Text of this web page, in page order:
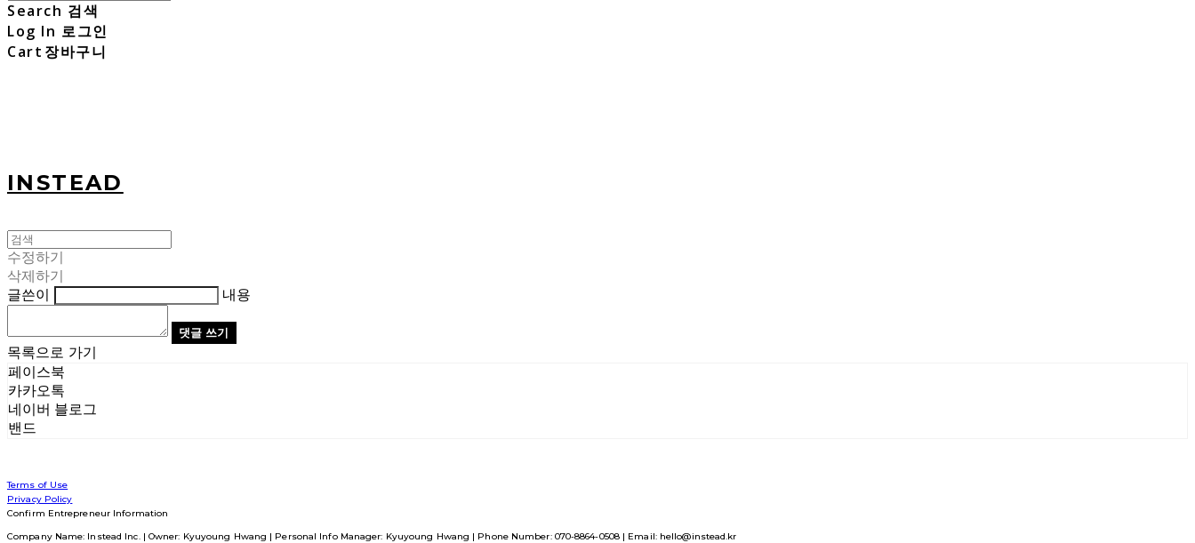
Search 검색
Log In 로그인
Cart 장바구니
INSTEAD
수정하기
삭제하기
글쓴이
내용
댓글 쓰기
목록으로 가기
페이스북
카카오톡
네이버 블로그
밴드
Terms of Use
Privacy Policy
Confirm Entrepreneur Information
Company Name: Instead Inc. | Owner: Kyuyoung Hwang | Personal Info Manager: Kyuyoung Hwang | Phone Number: 070-8864-0508 | Email: hello@instead.kr